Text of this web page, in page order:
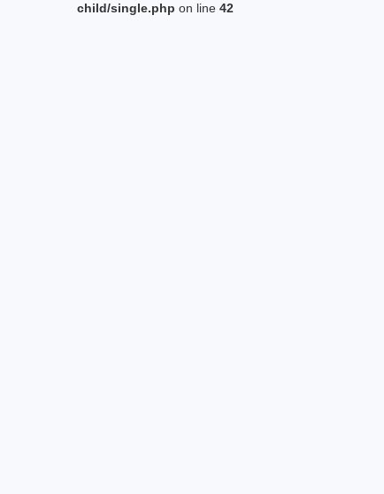
child/single.php on line 42